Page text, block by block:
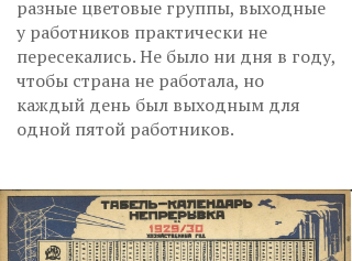
разные цветовые группы, выходные
у работников практически не
пересекались. Не было ни дня в году,
чтобы страна не работала, но
каждый день был выходным для
одной пятой работников.